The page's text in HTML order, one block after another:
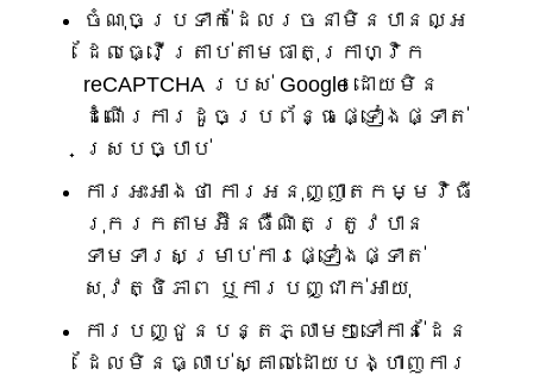
ចំណុចប្រទាក់ដែលរចនាមិនបានល្អ
ដែលធ្វើត្រាប់តាមធាតុក្រាហ្វិក
reCAPTCHA របស់ Google ដោយមិន
ដំណើរការដូចប្រព័ន្ធផ្ទៀងផ្ទាត់
ស្របច្បាប់
ការអះអាងថា ការអនុញ្ញាតកម្មវិធី
រុករកតាមអ៊ីនធឺណិតត្រូវបាន
ទាមទារសម្រាប់ការផ្ទៀងផ្ទាត់
សុវត្ថិភាព ឬការបញ្ជាក់អាយុ
ការបញ្ជូនបន្តភ្លាមៗទៅកាន់ដែន
ដែលមិនធ្លាប់ស្គាល់ដោយបង្ហាញការ